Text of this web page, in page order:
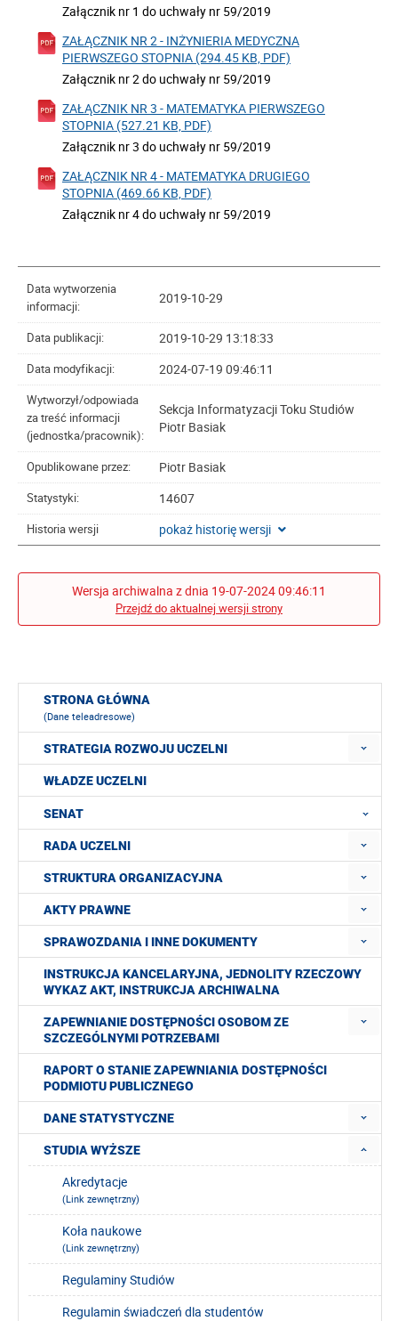
Załącznik nr 1 do uchwały nr 59/2019
ZAŁĄCZNIK NR 2 - INŻYNIERIA MEDYCZNA
PIERWSZEGO STOPNIA (294.45 KB, PDF)
Załącznik nr 2 do uchwały nr 59/2019
ZAŁĄCZNIK NR 3 - MATEMATYKA PIERWSZEGO
STOPNIA (527.21 KB, PDF)
Załącznik nr 3 do uchwały nr 59/2019
ZAŁĄCZNIK NR 4 - MATEMATYKA DRUGIEGO
STOPNIA (469.66 KB, PDF)
Załącznik nr 4 do uchwały nr 59/2019
Data wytworzenia
informacji:
2019-10-29
Data publikacji: 2019-10-29 13:18:33
Data modyfikacji: 2024-07-19 09:46:11
Wytworzył/odpowiada
za treść informacji
(jednostka/pracownik):
Sekcja Informatyzacji Toku Studiów
Piotr Basiak
Opublikowane przez: Piotr Basiak
Statystyki: 14607
Historia wersji pokaż historię wersji
Wersja archiwalna z dnia 19-07-2024 09:46:11
Przejdź do aktualnej wersji strony
STRONA GŁÓWNA
(Dane teleadresowe)
STRATEGIA ROZWOJU UCZELNI
WŁADZE UCZELNI
SENAT
RADA UCZELNI
STRUKTURA ORGANIZACYJNA
AKTY PRAWNE
SPRAWOZDANIA I INNE DOKUMENTY
INSTRUKCJA KANCELARYJNA, JEDNOLITY RZECZOWY
WYKAZ AKT, INSTRUKCJA ARCHIWALNA
ZAPEWNIANIE DOSTĘPNOŚCI OSOBOM ZE
SZCZEGÓLNYMI POTRZEBAMI
RAPORT O STANIE ZAPEWNIANIA DOSTĘPNOŚCI
PODMIOTU PUBLICZNEGO
DANE STATYSTYCZNE
STUDIA WYŻSZE
Akredytacje
(Link zewnętrzny)
Koła naukowe
(Link zewnętrzny)
Regulaminy Studiów
Regulamin świadczeń dla studentów